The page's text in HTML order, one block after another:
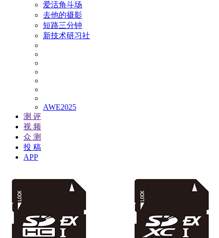
爱活角斗场
去他的摄影
短路三分钟
新技术研习社
AWE2025
测 评
视 频
众 测
投 稿
APP